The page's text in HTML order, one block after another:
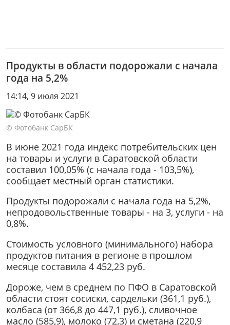
Продукты в области подорожали с начала
года на 5,2%
14:14, 9 июля 2021
© Фотобанк СарБК
В июне 2021 года индекс потребительских цен
на товары и услуги в Саратовской области
составил 100,05% (с начала года - 103,5%),
сообщает местный орган статистики.
Продукты подорожали с начала года на 5,2%,
непродовольственные товары - на 3, услуги - на
0,8%.
Стоимость условного (минимального) набора
продуктов питания в регионе в прошлом
месяце составила 4 452,23 руб.
Дороже, чем в среднем по ПФО в Саратовской
области стоят сосиски, сардельки (361,1 руб.),
колбаса (от 366,8 до 447,1 руб.), сливочное
масло (585,9), молоко (72,3) и сметана (220,9